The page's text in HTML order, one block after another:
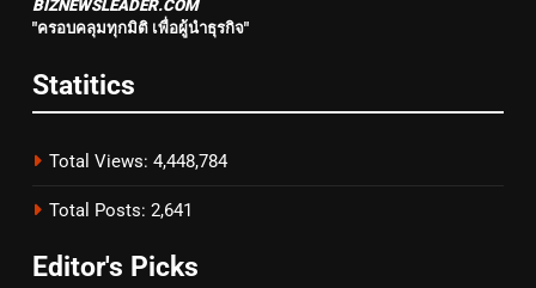
BIZNEWSLEADER.COM
"ครอบคลุมทุกมิติ เพื่อผู้นำธุรกิจ"
Statitics
Total Views: 4,448,784
Total Posts: 2,641
Editor's Picks